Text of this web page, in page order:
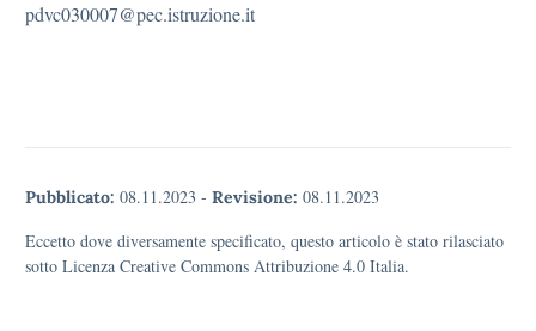
pdvc030007@pec.istruzione.it
Pubblicato: 08.11.2023 - Revisione: 08.11.2023
Eccetto dove diversamente specificato, questo articolo è stato rilasciato
sotto Licenza Creative Commons Attribuzione 4.0 Italia.